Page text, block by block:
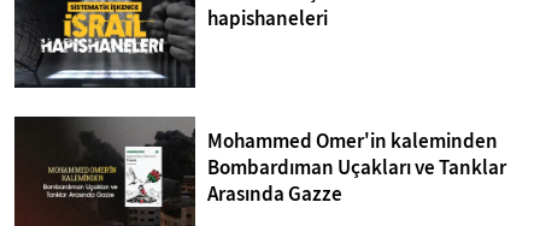
hapishaneleri
Mohammed Omer'in kaleminden
Bombardıman Uçakları ve Tanklar
Arasında Gazze